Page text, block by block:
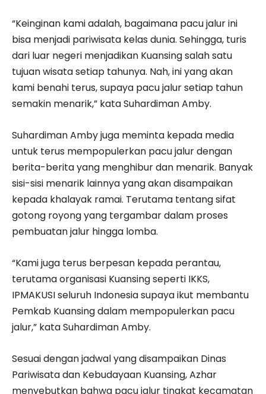
“Keinginan kami adalah, bagaimana pacu jalur ini
bisa menjadi pariwisata kelas dunia. Sehingga, turis
dari luar negeri menjadikan Kuansing salah satu
tujuan wisata setiap tahunya. Nah, ini yang akan
kami benahi terus, supaya pacu jalur setiap tahun
semakin menarik,” kata Suhardiman Amby.
Suhardiman Amby juga meminta kepada media
untuk terus mempopulerkan pacu jalur dengan
berita-berita yang menghibur dan menarik. Banyak
sisi-sisi menarik lainnya yang akan disampaikan
kepada khalayak ramai. Terutama tentang sifat
gotong royong yang tergambar dalam proses
pembuatan jalur hingga lomba.
“Kami juga terus berpesan kepada perantau,
terutama organisasi Kuansing seperti IKKS,
IPMAKUSI seluruh Indonesia supaya ikut membantu
Pemkab Kuansing dalam mempopulerkan pacu
jalur,” kata Suhardiman Amby.
Sesuai dengan jadwal yang disampaikan Dinas
Pariwisata dan Kebudayaan Kuansing, Azhar
menyebutkan bahwa pacu jalur tingkat kecamatan